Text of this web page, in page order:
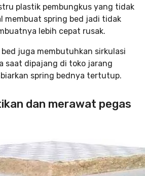
plastik pembungkus yang tidak
membuat spring bed jadi tidak
lebih cepat rusak.
juga membutuhkan sirkulasi
saat dipajang di toko jarang
spring bednya tertutup.
dan merawat pegas